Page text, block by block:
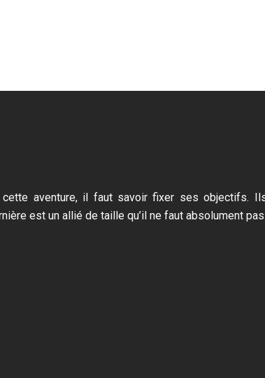
aventure, il faut savoir fixer ses objectifs.
est un allié de taille qu’il ne faut absolument